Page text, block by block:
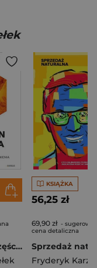
Heksagon szczęścia
KSIĄŻKA
56,25 zł
69,90 zł -
cena detaliczna
Fryderyk